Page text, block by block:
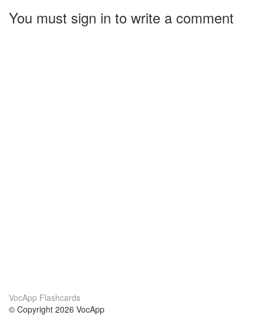
You must sign in to write a comment
VocApp Flashcards
© Copyright 2026 VocApp